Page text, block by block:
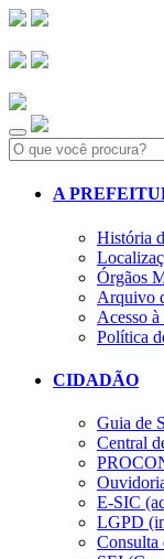
Search:
A
História
Órgãos
Arquivo
Acesso
Política
CIDADÃO
Guia de
Central
E-SIC
LGPD
Consulta